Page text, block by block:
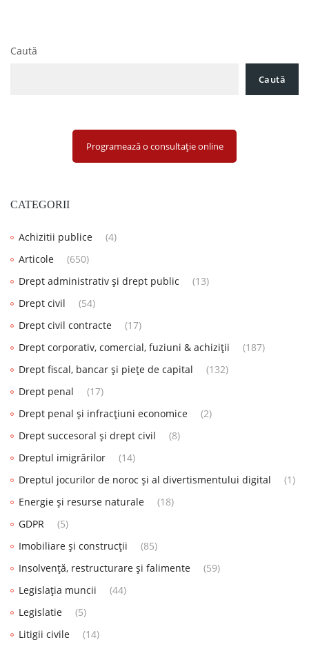
Caută
Caută
Programează o consultație online
CATEGORII
Achizitii publice
(4)
Articole
(650)
Drept administrativ și drept public
(13)
Drept civil
(54)
Drept civil contracte
(17)
Drept corporativ, comercial, fuziuni & achiziții
(187)
Drept fiscal, bancar și piețe de capital
(132)
Drept penal
(17)
Drept penal și infracțiuni economice
(2)
Drept succesoral și drept civil
(8)
Dreptul imigrărilor
(14)
Dreptul jocurilor de noroc și al divertismentului digital
(1)
Energie și resurse naturale
(18)
GDPR
(5)
Imobiliare și construcții
(85)
Insolvență, restructurare și falimente
(59)
Legislația muncii
(44)
Legislatie
(5)
Litigii civile
(14)